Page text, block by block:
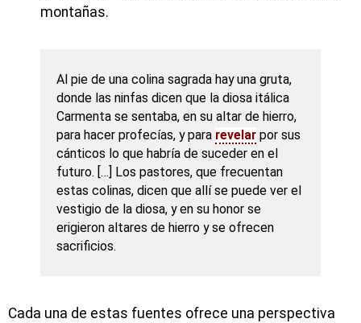
montañas.
Al pie de una colina sagrada hay una gruta,
donde las ninfas dicen que la diosa itálica
Carmenta se sentaba, en su altar de hierro,
para hacer profecías, y para revelar por sus
cánticos lo que habría de suceder en el
futuro. […] Los pastores, que frecuentan
estas colinas, dicen que allí se puede ver el
vestigio de la diosa, y en su honor se
erigieron altares de hierro y se ofrecen
sacrificios.
Cada una de estas fuentes ofrece una perspectiva